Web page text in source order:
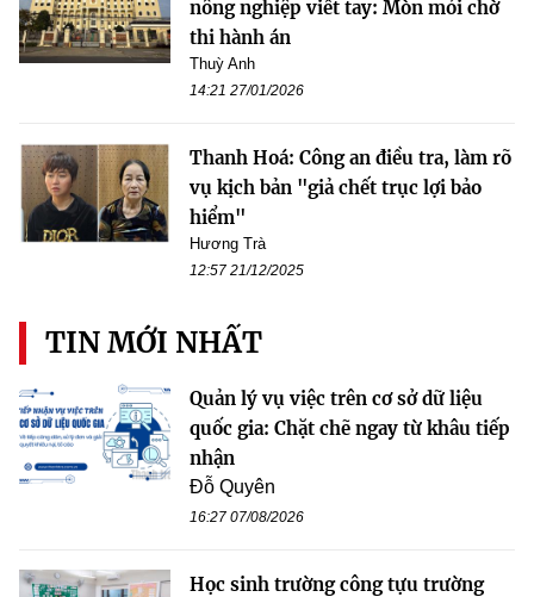
nông nghiệp viết tay: Mòn mỏi chờ
thi hành án
Thuỳ Anh
14:21 27/01/2026
Thanh Hoá: Công an điều tra, làm rõ
vụ kịch bản "giả chết trục lợi bảo
hiểm"
Hương Trà
12:57 21/12/2025
TIN MỚI NHẤT
Quản lý vụ việc trên cơ sở dữ liệu
quốc gia: Chặt chẽ ngay từ khâu tiếp
nhận
Đỗ Quyên
16:27 07/08/2026
Học sinh trường công tựu trường